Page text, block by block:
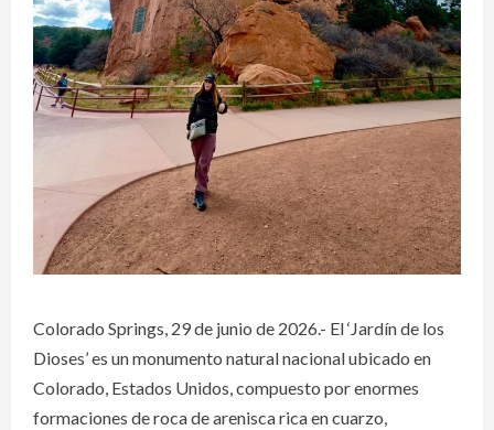
Colorado Springs, 29 de junio de 2026.- El ‘Jardín de los
Dioses’ es un monumento natural nacional ubicado en
Colorado, Estados Unidos, compuesto por enormes
formaciones de roca de arenisca rica en cuarzo,